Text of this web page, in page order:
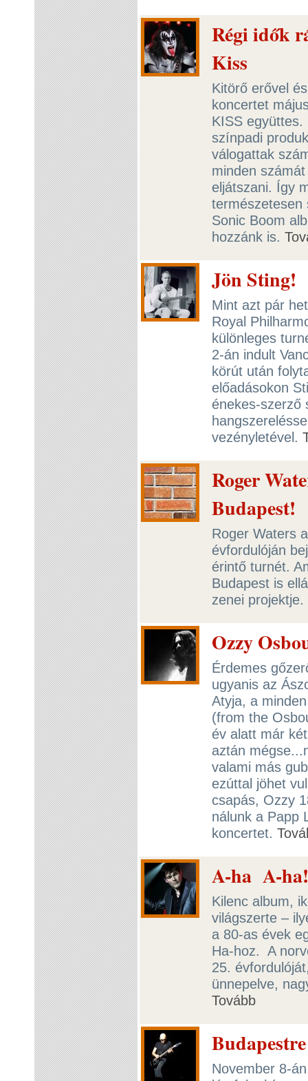
Régi idők
Kiss
Kitörő erővel
koncertet
KISS
színpadi
válogattak
minden
eljátszani. Így
természetesen
Sonic Boom
hozzánk is.
Jön Sting!
Mint azt pár
Royal
különleges
2-án indult
körút után
előadásokon
énekes-szerző
vezényletével.
Roger
Budapest!
Roger Waters
évfordulóján
érintő turnét.
Budapest is
zenei projektje.
Ozzy
Érdemes
ugyanis az
Atyja, a
(from the
év alatt már
aztán
valami más
ezúttal jöhet
csapás, Ozzy
nálunk a Papp
koncertet.
A-ha A-ha!
Kilenc album,
világszerte –
a 80-as évek
Ha-hoz. A
25.
ünnepelve,
Tovább
November 8-